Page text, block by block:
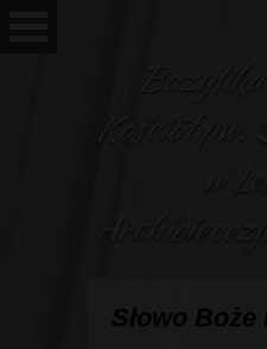
Kościół
w
Słowo Boże